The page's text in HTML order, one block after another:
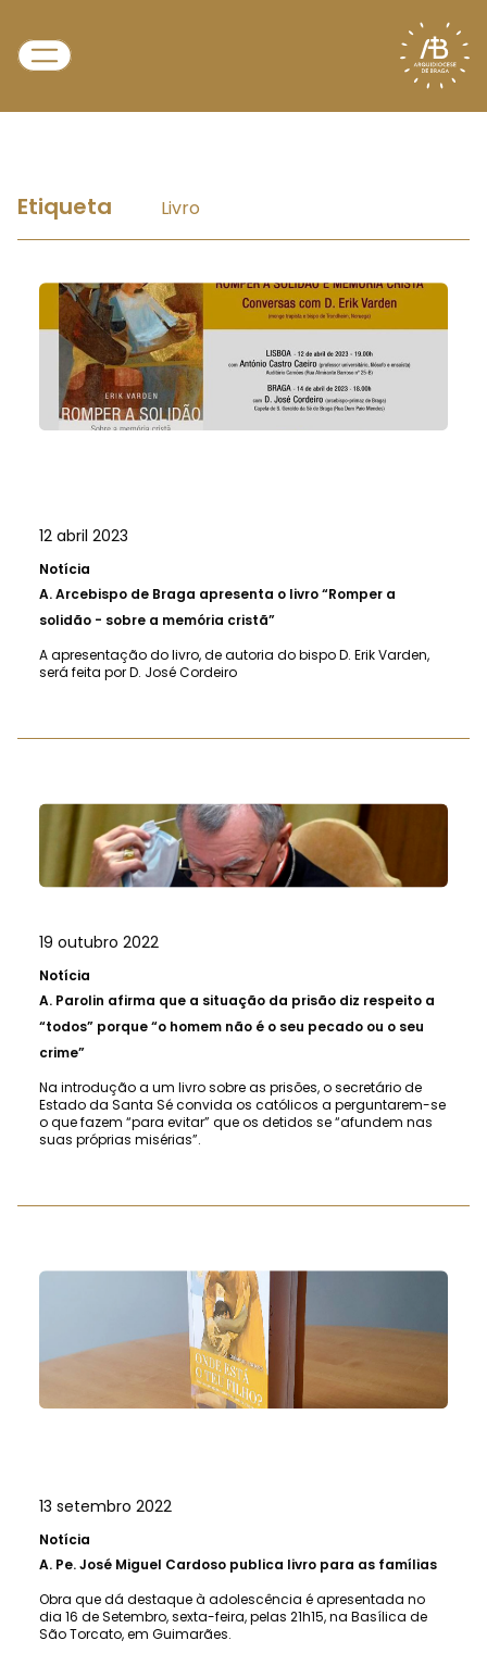
Etiqueta Livro
12 abril 2023
Notícia
A.Arcebispo de Braga apresenta o livro “Romper a
solidão - sobre a memória cristã”
A apresentação do livro, de autoria do bispo D. Erik Varden,
será feita por D. José Cordeiro
19 outubro 2022
Notícia
A. Parolin afirma que a situação da prisão diz respeito a
“todos” porque “o homem não é o seu pecado ou o seu
crime”
Na introdução a um livro sobre as prisões, o secretário de
Estado da Santa Sé convida os católicos a perguntarem-se
o que fazem “para evitar” que os detidos se “afundem nas
suas próprias misérias”.
13 setembro 2022
Notícia
A. Pe. José Miguel Cardoso publica livro para as famílias
Obra que dá destaque à adolescência é apresentada no
dia 16 de Setembro, sexta-feira, pelas 21h15, na Basílica de
São Torcato, em Guimarães.